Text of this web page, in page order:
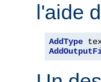
l'aide
AddType